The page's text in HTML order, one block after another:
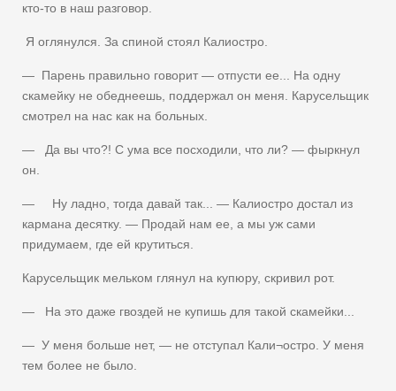
кто-то в наш разговор.
Я оглянулся. За спиной стоял Калиостро.
— Парень правильно говорит — отпусти ее... На одну
скамейку не обеднеешь, поддержал он меня. Карусельщик
смотрел на нас как на больных.
— Да вы что?! С ума все посходили, что ли? — фыркнул
он.
— Ну ладно, тогда давай так... — Калиостро достал из
кармана десятку. — Продай нам ее, а мы уж сами
придумаем, где ей крутиться.
Карусельщик мельком глянул на купюру, скривил рот.
— На это даже гвоздей не купишь для такой скамейки...
— У меня больше нет, — не отступал Кали¬остро. У меня
тем более не было.